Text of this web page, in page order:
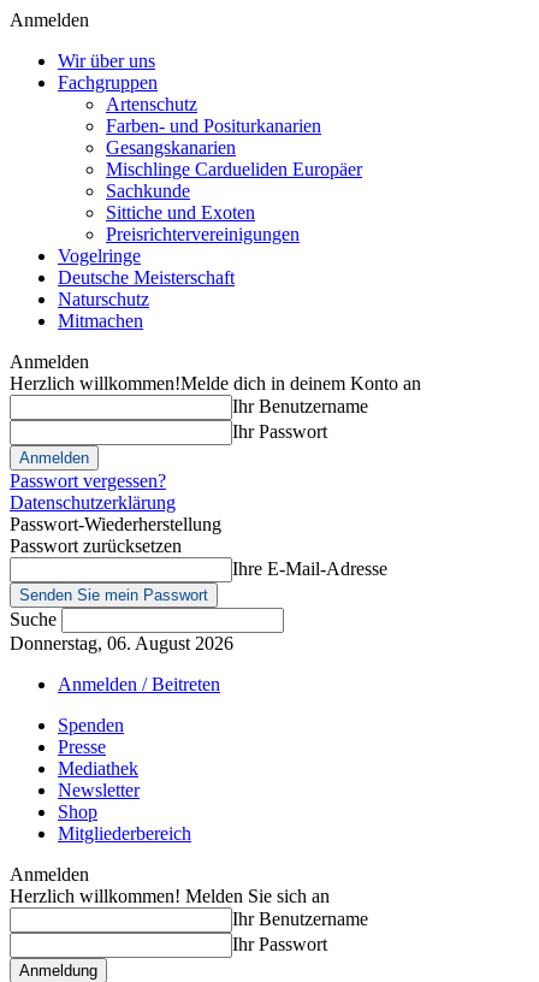
Anmelden
Wir über uns
Fachgruppen
Artenschutz
Farben- und Positurkanarien
Gesangskanarien
Mischlinge Cardueliden Europäer
Sachkunde
Sittiche und Exoten
Preisrichtervereinigungen
Vogelringe
Deutsche Meisterschaft
Naturschutz
Mitmachen
Anmelden
Herzlich willkommen!Melde dich in deinem Konto an
Ihr Benutzername
Ihr Passwort
Passwort vergessen?
Datenschutzerklärung
Passwort-Wiederherstellung
Passwort zurücksetzen
Ihre E-Mail-Adresse
Suche
Donnerstag, 06. August 2026
Anmelden / Beitreten
Spenden
Presse
Mediathek
Newsletter
Shop
Mitgliederbereich
Anmelden
Herzlich willkommen! Melden Sie sich an
Ihr Benutzername
Ihr Passwort